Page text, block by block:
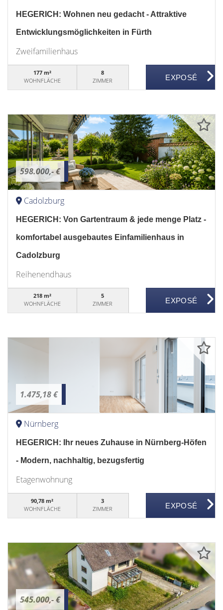
HEGERICH: Wohnen neu gedacht - Attraktive
Entwicklungsmöglichkeiten in Fürth
Zweifamilienhaus
177 m²
WOHNFLÄCHE
8
ZIMMER
598.000,- €
Cadolzburg
HEGERICH: Von Gartentraum & jede menge Platz -
komfortabel ausgebautes Einfamilienhaus in
Cadolzburg
Reihenendhaus
218 m²
WOHNFLÄCHE
5
ZIMMER
1.475,18 €
Nürnberg
HEGERICH: Ihr neues Zuhause in Nürnberg-Höfen
- Modern, nachhaltig, bezugsfertig
Etagenwohnung
90,78 m²
WOHNFLÄCHE
3
ZIMMER
545.000,- €